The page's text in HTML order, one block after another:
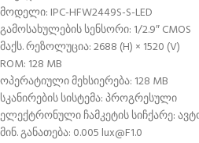
მოდელი: IPC-HFW2449S-S-LED
გამოსახულების სენსორი: 1/2.9″ CMOS
მაქს. რეზოლუცია: 2688 (H) × 1520 (V)
ROM: 128 MB
ოპერატიული მეხსიერება: 128 MB
სკანირების სისტემა: პროგრესული
ელექტრონული ჩამკეტის სიჩქარე:
მინ. განათება: 0.005 lux@F1.0